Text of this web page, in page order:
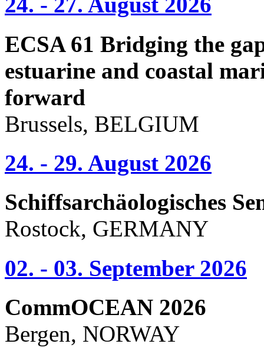
ECSA 61 Bridging the
estuarine and coastal
forward
Brussels, BELGIUM
24. - 29. August 2026
Schiffsarchäologisches
Rostock, GERMANY
02. - 03. September 2026
CommOCEAN 2026
Bergen, NORWAY